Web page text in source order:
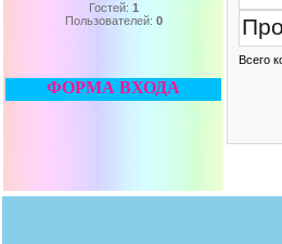
Гостей: 1
Пользователей: 0
ФОРМА ВХОДА
Всего